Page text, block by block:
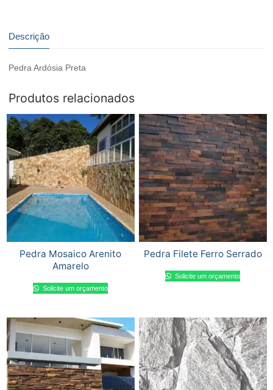
Descrição
Pedra Ardósia Preta
Produtos relacionados
Pedra Mosaico Arenito
Amarelo
Solicite um orçamento
Pedra Filete Ferro Serrado
Solicite um orçamento